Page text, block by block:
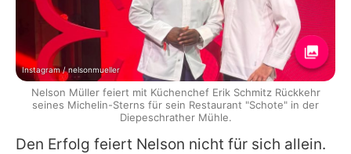
Den Erfolg feiert Nelson nicht für sich allein.
Instagram / nelsonmueller
Nelson Müller feiert mit Küchenchef Erik Schmitz Rückkehr
seines Michelin-Sterns für sein Restaurant "Schote" in der
Diepeschrather Mühle.